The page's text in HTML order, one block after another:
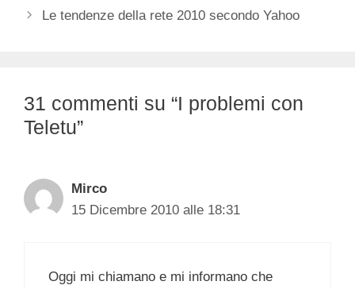
Le tendenze della rete 2010 secondo Yahoo
31 commenti su “I problemi con
Teletu”
Mirco
15 Dicembre 2010 alle 18:31
Oggi mi chiamano e mi informano che